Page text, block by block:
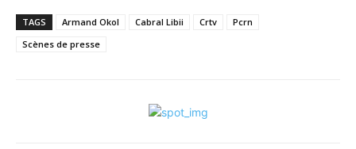
TAGS Armand Okol Cabral Libii Crtv
Pcrn
Scènes de presse